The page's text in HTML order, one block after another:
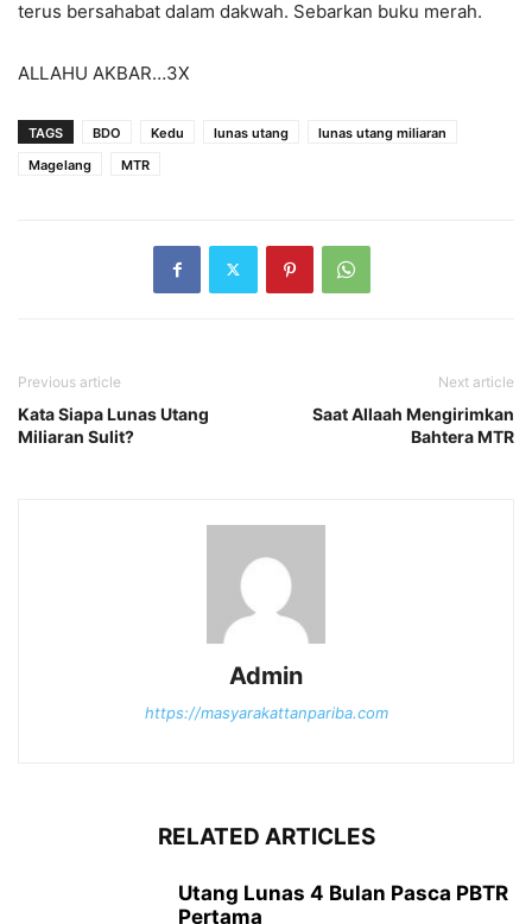
terus bersahabat dalam dakwah. Sebarkan buku merah.
ALLAHU AKBAR…3X
TAGS BDO Kedu lunas utang
lunas utang miliaran
Magelang
MTR
Previous article
Kata Siapa Lunas Utang
Miliaran Sulit?
Next article
Saat Allaah Mengirimkan
Bahtera MTR
Admin
https://masyarakattanpariba.com
RELATED ARTICLES
Utang Lunas 4 Bulan Pasca PBTR
Pertama